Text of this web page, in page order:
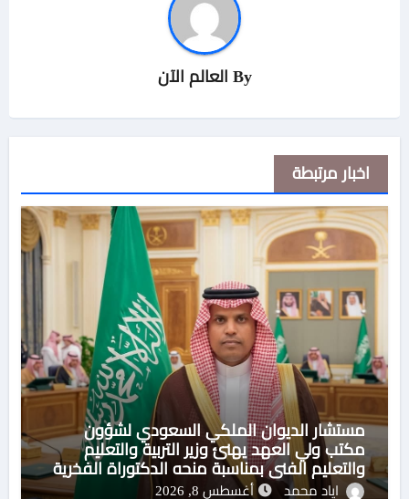
By العالم الآن
اخبار مرتبطة
مستشار الديوان الملكي السعودي لشؤون
مكتب ولي العهد يهنئ وزير التربية والتعليم
والتعليم الفني بمناسبة منحه الدكتوراة الفخرية
من جامعة هيروشيما اليابانية
اياد محمد أغسطس 8, 2026